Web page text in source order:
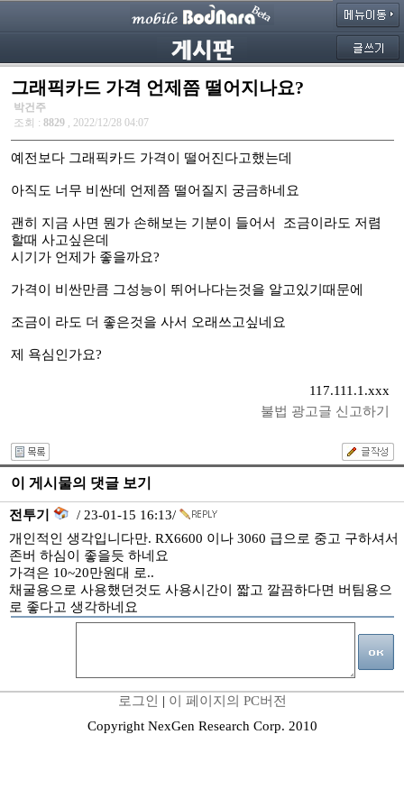
그래픽카드 가격 언제쯤 떨어지나요?
박건주
조회 : 8829 , 2022/12/28 04:07
예전보다 그래픽카드 가격이 떨어진다고했는데
아직도 너무 비싼데 언제쯤 떨어질지 궁금하네요
괜히 지금 사면 뭔가 손해보는 기분이 들어서 조금이라도 저렴
할때 사고싶은데
시기가 언제가 좋을까요?
가격이 비싼만큼 그성능이 뛰어나다는것을 알고있기때문에
조금이 라도 더 좋은것을 사서 오래쓰고싶네요
제 욕심인가요?
117.111.1.xxx
불법 광고글 신고하기
이 게시물의 댓글 보기
전투기
/ 23-01-15 16:13/
개인적인 생각입니다만. RX6600 이나 3060 급으로 중고 구하셔서
존버 하심이 좋을듯 하네요
가격은 10~20만원대 로..
채굴용으로 사용했던것도 사용시간이 짧고 깔끔하다면 버팀용으
로 좋다고 생각하네요
로그인 | 이 페이지의 PC버전
Copyright NexGen Research Corp. 2010